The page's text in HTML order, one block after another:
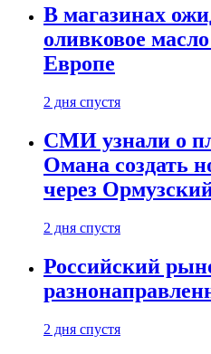
В магазинах
оливковое
Европе
2 дня спустя
СМИ узнали о
Омана создать
через
2 дня спустя
Российский
2 дня спустя